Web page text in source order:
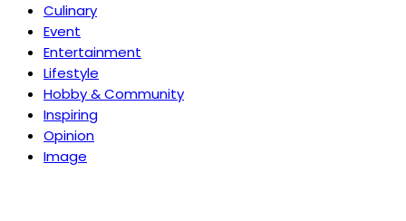
Culinary
Event
Entertainment
Lifestyle
Hobby & Community
Inspiring
Opinion
Image